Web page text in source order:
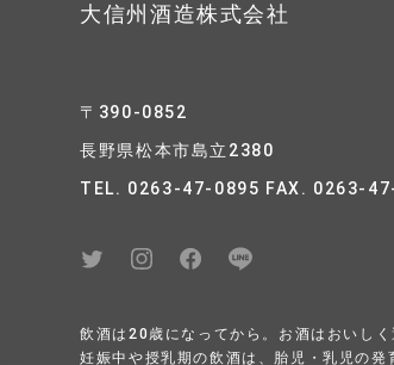
大信州酒造株式会社
〒390-0852
長野県松本市島立2380
TEL. 0263-47-0895 FAX. 0263-
飲酒は20歳になってから。お酒はおいし
妊娠中や授乳期の飲酒は、胎児・乳児の発